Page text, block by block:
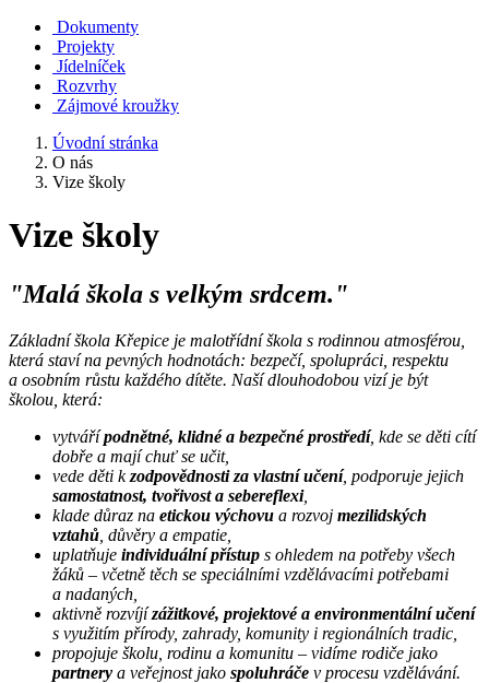
Dokumenty
Projekty
Jídelníček
Rozvrhy
Zájmové kroužky
Úvodní stránka
O nás
Vize školy
Vize školy
"Malá škola s velkým srdcem."
Základní škola Křepice je malotřídní škola s rodinnou atmosférou,
která staví na pevných hodnotách: bezpečí, spolupráci, respektu
a osobním růstu každého dítěte. Naší dlouhodobou vizí je být
školou, která:
vytvářípodnětné, klidné a bezpečné prostředí, kde se děti cítí
dobře a mají chuť se učit,
vede děti kzodpovědnosti za vlastní učení, podporuje jejich
samostatnost, tvořivost a sebereflexi,
klade důraz na etickou výchovu a rozvoj mezilidských
vztahů , důvěry a empatie,
uplatňuje individuální přístup s ohledem na potřeby všech
žáků – včetně těch se speciálními vzdělávacími potřebami
a nadaných,
aktivně rozvíjízážitkové, projektové a environmentální učení
s využitím přírody, zahrady, komunity i regionálních tradic,
propojuje školu, rodinu a komunitu – vidíme rodiče jako
partnery a veřejnost jako spoluhráče v procesu vzdělávání.